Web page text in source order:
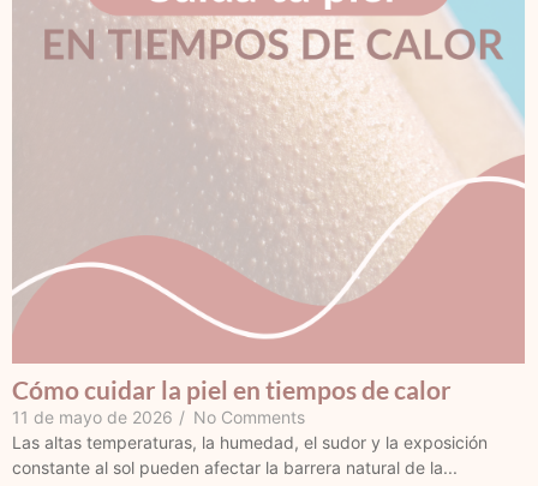
Cómo cuidar la piel en tiempos de calor
11 de mayo de 2026 / No Comments
Las altas temperaturas, la humedad, el sudor y la exposición
constante al sol pueden afectar la barrera natural de la...